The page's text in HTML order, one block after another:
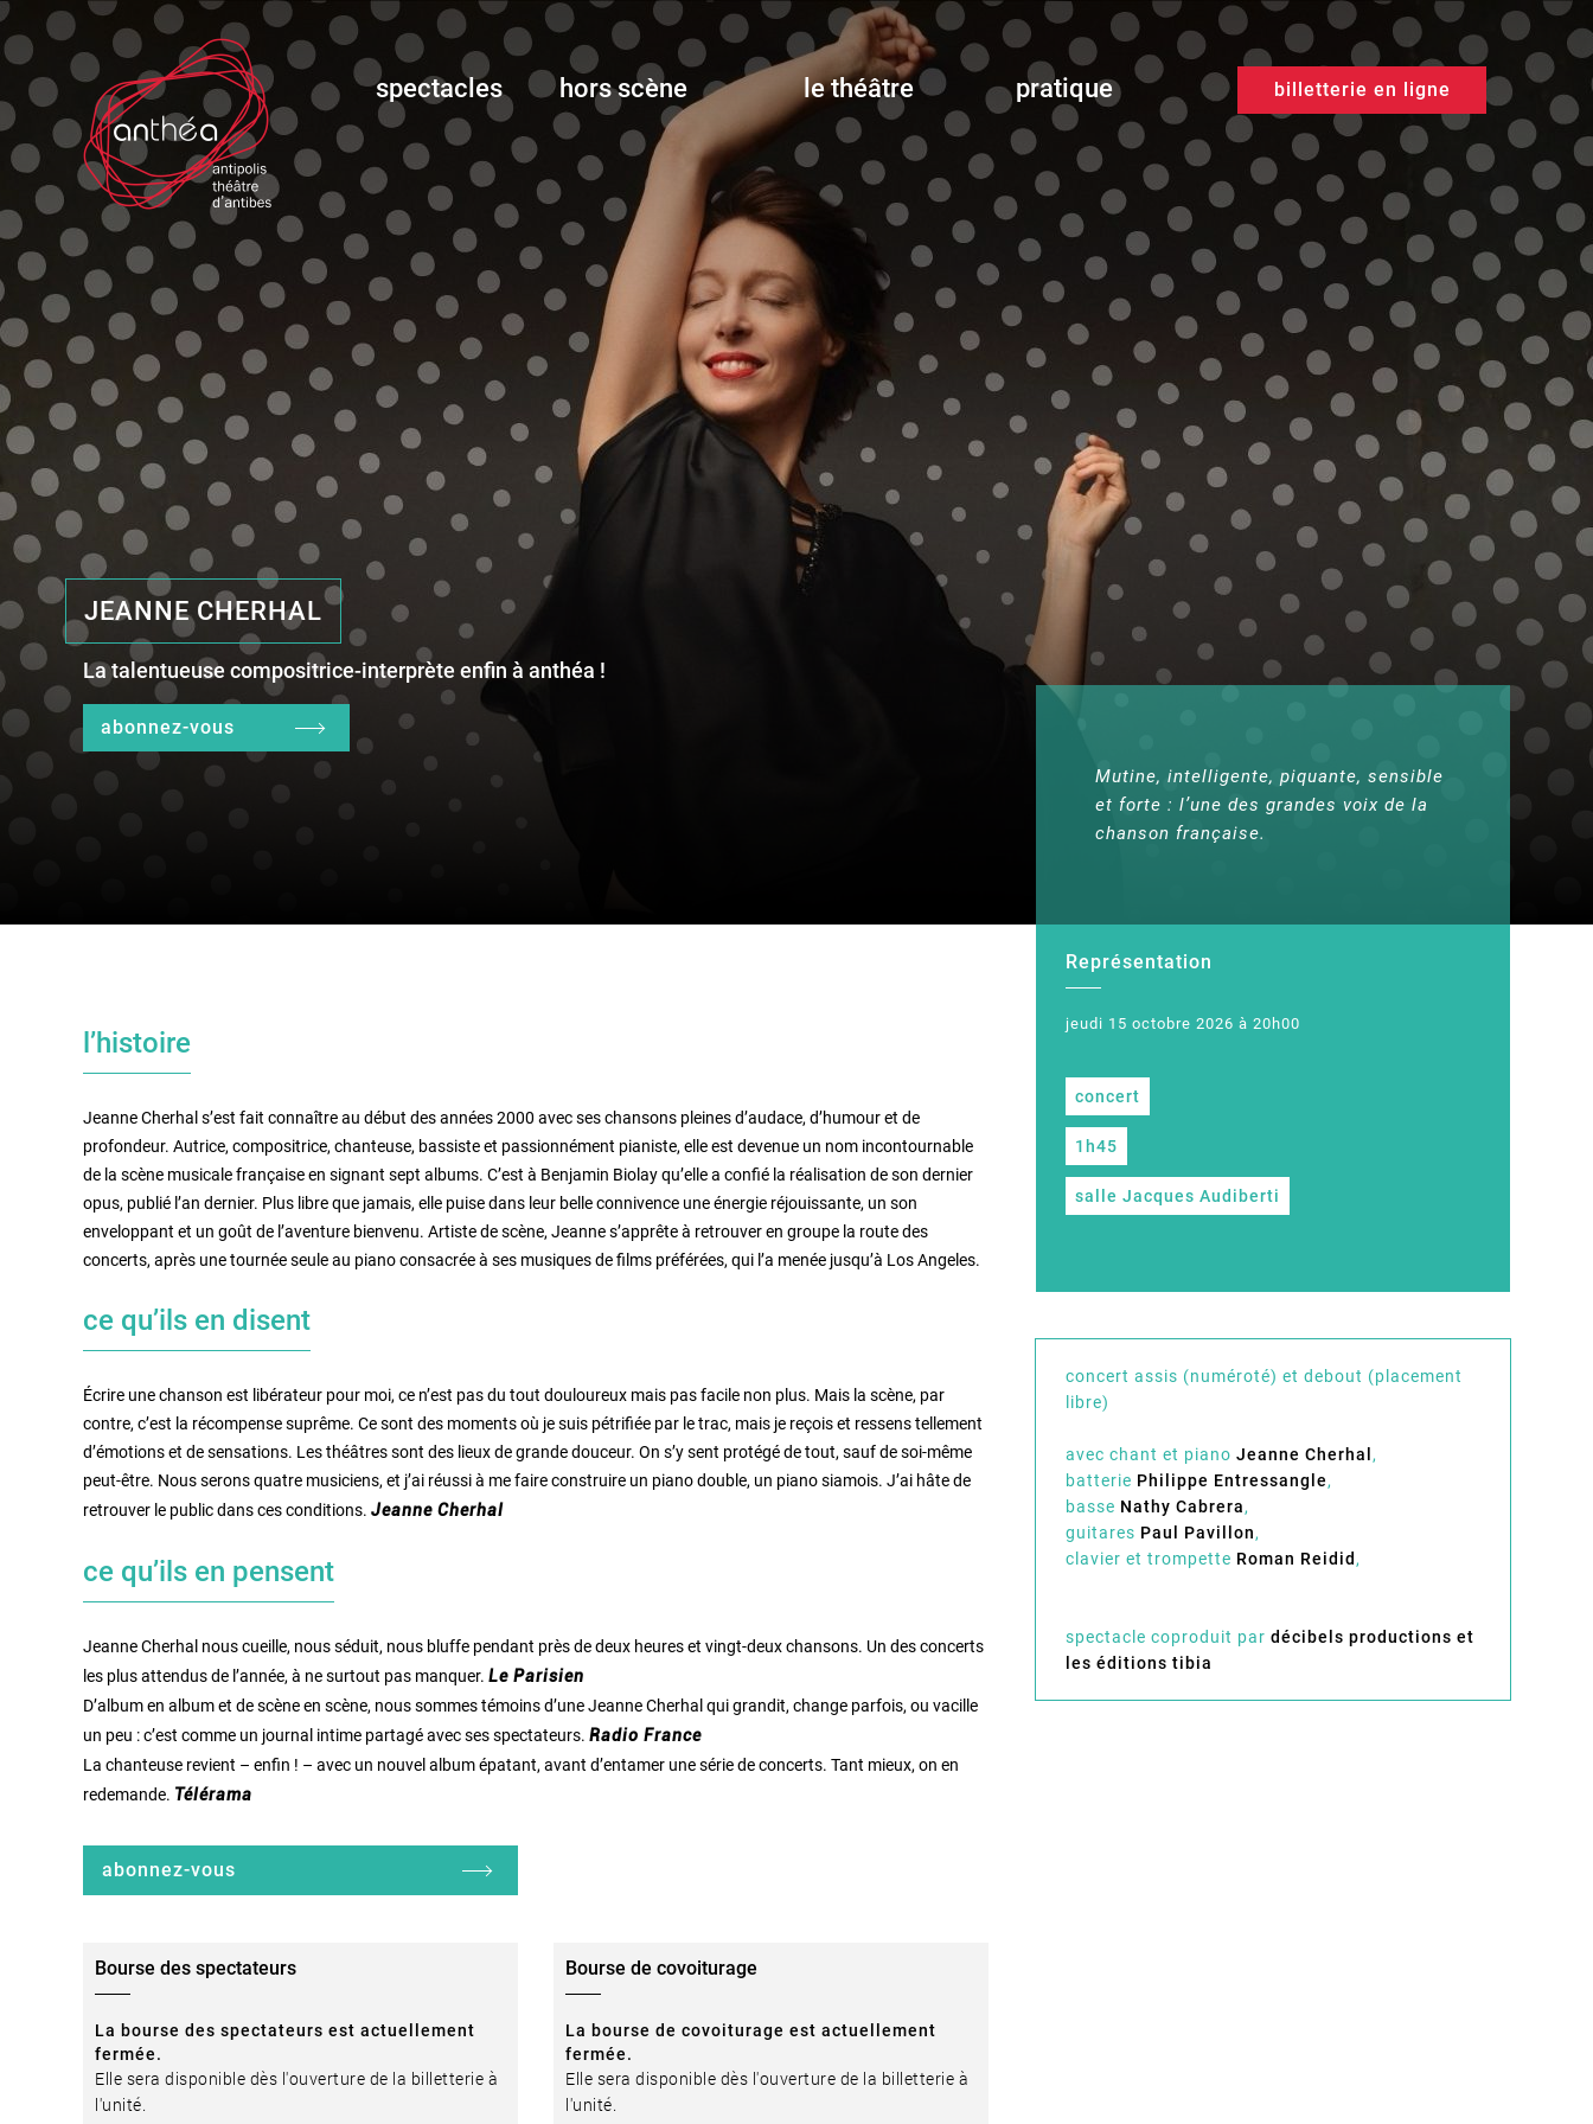
spectacles hors scène le théâtre pratique billetterie en ligne
JEANNE CHERHAL
La talentueuse compositrice-interprète enfin à anthéa !
abonnez-vous
Mutine, intelligente, piquante, sensible
et forte : l’une des grandes voix de la
chanson française.
Représentation
jeudi 15 octobre 2026 à 20h00
concert
1h45
salle Jacques Audiberti
concert assis (numéroté) et debout (placement
libre)
avec chant et piano Jeanne Cherhal ,
batterie Philippe Entressangle,
basse Nathy Cabrera,
guitares Paul Pavillon,
clavier et trompette Roman Reidid ,
spectacle coproduit par décibels productions et
les éditions tibia
l’histoire
Jeanne Cherhal s’est fait connaître au début des années 2000 avec ses chansons pleines d’audace, d’humour et de
profondeur. Autrice, compositrice, chanteuse, bassiste et passionnément pianiste, elle est devenue un nom incontournable
de la scène musicale française en signant sept albums. C’est à Benjamin Biolay qu’elle a confié la réalisation de son dernier
opus, publié l’an dernier. Plus libre que jamais, elle puise dans leur belle connivence une énergie réjouissante, un son
enveloppant et un goût de l’aventure bienvenu. Artiste de scène, Jeanne s’apprête à retrouver en groupe la route des
concerts, après une tournée seule au piano consacrée à ses musiques de films préférées, qui l’a menée jusqu’à Los Angeles.
ce qu’ils en disent
Écrire une chanson est libérateur pour moi, ce n’est pas du tout douloureux mais pas facile non plus. Mais la scène, par
contre, c’est la récompense suprême. Ce sont des moments où je suis pétrifiée par le trac, mais je reçois et ressens tellement
d’émotions et de sensations. Les théâtres sont des lieux de grande douceur. On s’y sent protégé de tout, sauf de soi-même
peut-être. Nous serons quatre musiciens, et j’ai réussi à me faire construire un piano double, un piano siamois. J’ai hâte de
retrouver le public dans ces conditions. Jeanne Cherhal
ce qu’ils en pensent
Jeanne Cherhal nous cueille, nous séduit, nous bluffe pendant près de deux heures et vingt-deux chansons. Un des concerts
les plus attendus de l’année, à ne surtout pas manquer. Le Parisien
D’album en album et de scène en scène, nous sommes témoins d’une Jeanne Cherhal qui grandit, change parfois, ou vacille
un peu : c’est comme un journal intime partagé avec ses spectateurs. Radio France
La chanteuse revient – enfin ! – avec un nouvel album épatant, avant d’entamer une série de concerts. Tant mieux, on en
redemande. Télérama
abonnez-vous
Bourse des spectateurs
La bourse des spectateurs est actuellement
fermée.
Elle sera disponible dès l'ouverture de la billetterie à
l'unité.
Bourse de covoiturage
La bourse de covoiturage est actuellement
fermée.
Elle sera disponible dès l'ouverture de la billetterie à
l'unité.